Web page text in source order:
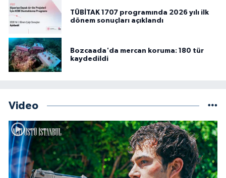
TÜBİTAK 1707 programında 2026 yılı ilk
dönem sonuçları açıklandı
Bozcaada'da mercan koruma: 180 tür
kaydedildi
Video